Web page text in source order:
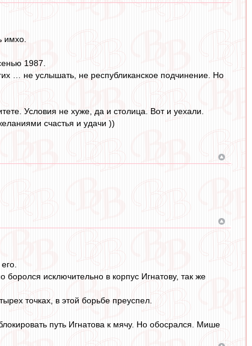
имхо.
1987.
… не услышать, не республиканское подчинение. Но
Условия не хуже, да и столица. Вот и уехали.
счастья и удачи ))
исключительно в корпус Игнатову, так же
точках, в этой борьбе преуспел.
путь Игнатова к мячу. Но обосрался. Мише